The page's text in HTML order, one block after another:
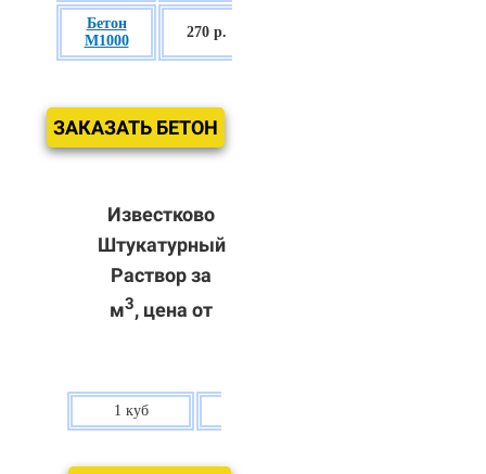
Бетон
М1000
270 р.
ЗАКАЗАТЬ БЕТОН
Известково
Штукатурный
Раствор за
м3, цена от
1 куб